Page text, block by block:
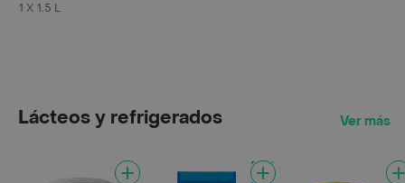
1 X 1.5 L
Lácteos y refrigerados Ver más